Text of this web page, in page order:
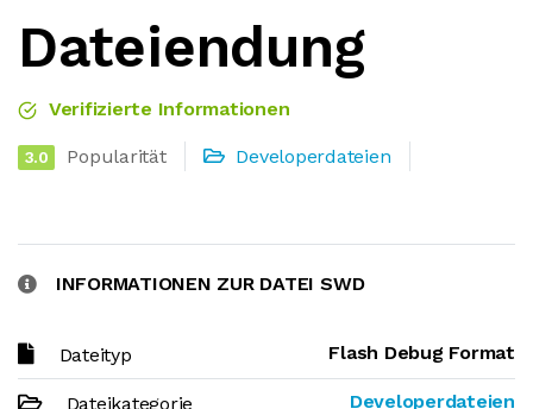
Dateiendung
Verifizierte Informationen
3.0 Popularität Developerdateien
INFORMATIONEN ZUR DATEI SWD
Dateityp Flash Debug Format
Dateikategorie Developerdateien